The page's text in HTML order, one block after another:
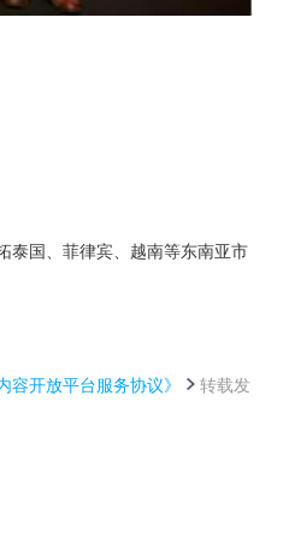
泰国、菲律宾、越南等东南亚市
容开放平台服务协议》
转载发